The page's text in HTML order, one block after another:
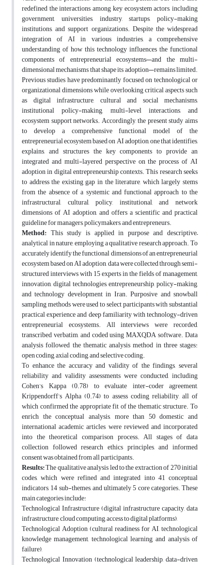
redefined the interactions among key ecosystem actors, including
government, universities, industry, startups, policy-making
institutions, and support organizations. Despite the widespread
integration of AI in various industries, a comprehensive
understanding of how this technology influences the functional
components of entrepreneurial ecosystems—and the multi-
dimensional mechanisms that shape its adoption—remains limited.
Previous studies have predominantly focused on technological or
organizational dimensions while overlooking critical aspects such
as digital infrastructure, cultural and social mechanisms,
institutional policy-making, multi-level interactions, and
ecosystem support networks. Accordingly, the present study aims
to develop a comprehensive functional model of the
entrepreneurial ecosystem based on AI adoption, one that identifies,
explains, and structures the key components to provide an
integrated and multi-layered perspective on the process of AI
adoption in digital entrepreneurship contexts. This research seeks
to address the existing gap in the literature, which largely stems
from the absence of a systemic and functional approach to the
infrastructural, cultural, policy, institutional, and network
dimensions of AI adoption, and offers a scientific and practical
guideline for managers, policymakers, and entrepreneurs.
Method: This study is applied in purpose and descriptive–
analytical in nature, employing a qualitative research approach. To
accurately identify the functional dimensions of an entrepreneurial
ecosystem based on AI adoption, data were collected through semi-
structured interviews with 15 experts in the fields of management,
innovation, digital technologies, entrepreneurship, policy-making,
and technology development in Iran. Purposive and snowball
sampling methods were used to select participants with substantial
practical experience and deep familiarity with technology-driven
entrepreneurial ecosystems. All interviews were recorded,
transcribed verbatim, and coded using MAXQDA software. Data
analysis followed the thematic analysis method in three stages:
open coding, axial coding, and selective coding.
To enhance the accuracy and validity of the findings, several
reliability and validity assessments were conducted, including
Cohen’s Kappa (0.78) to evaluate inter-coder agreement,
Krippendorff’s Alpha (0.74) to assess coding reliability, all of
which confirmed the appropriate fit of the thematic structure. To
enrich the conceptual analysis, more than 50 domestic and
international academic articles were reviewed and incorporated
into the theoretical comparison process. All stages of data
collection followed research ethics principles, and informed
consent was obtained from all participants.
Results:The qualitative analysis led to the extraction of 270 initial
codes, which were refined and integrated into 41 conceptual
indicators, 14 sub-themes, and ultimately 5 core categories. These
main categories include:
Technological Infrastructure (digital infrastructure capacity, data
infrastructure, cloud computing, access to digital platforms),
Technological Adoption (cultural readiness for AI, technological
knowledge management, technological learning, and analysis of
failure),
Technological Innovation (technological leadership, data-driven